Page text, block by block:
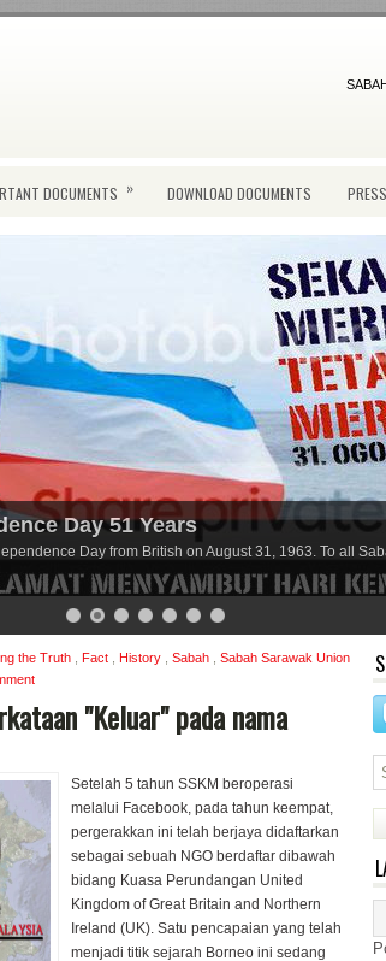
DOCUMENTS » DOWNLOAD DOCUMENTS
Day 51 Years
Day from British on August 31, 1963. To all
the Truth Fact History Sabah
Sabah Sarawak Union
"Keluar" pada nama
Setelah 5 tahun SSKM beroperasi
melalui Facebook, pada tahun keempat,
pergerakkan ini telah berjaya didaftarkan
sebagai sebuah NGO berdaftar dibawah
bidang Kuasa Perundangan United
Kingdom of Great Britain and Northern
Ireland (UK). Satu pencapaian yang telah
menjadi titik sejarah Borneo ini sedang